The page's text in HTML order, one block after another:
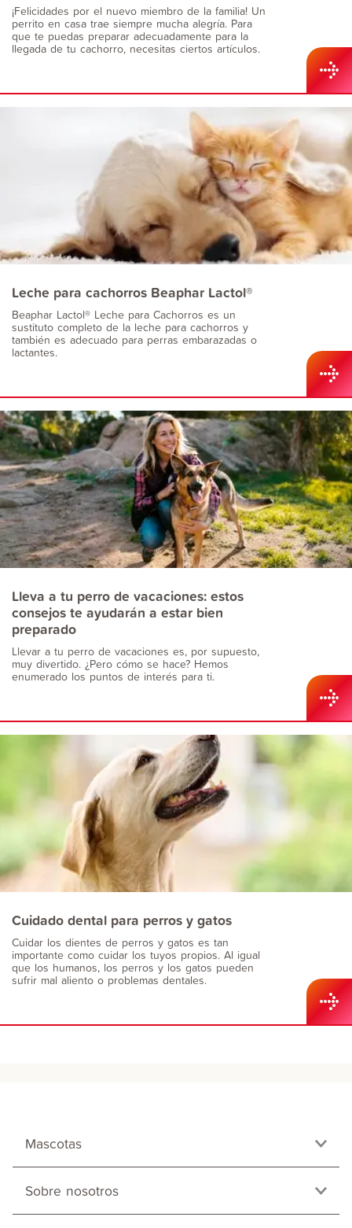
¡Felicidades por el nuevo miembro de la familia! Un
perrito en casa trae siempre mucha alegría. Para
que te puedas preparar adecuadamente para la
llegada de tu cachorro, necesitas ciertos artículos.
Leche para cachorros Beaphar Lactol®
Beaphar Lactol® Leche para Cachorros es un
sustituto completo de la leche para cachorros y
también es adecuado para perras embarazadas o
lactantes.
Lleva a tu perro de vacaciones: estos
consejos te ayudarán a estar bien
preparado
Llevar a tu perro de vacaciones es, por supuesto,
muy divertido. ¿Pero cómo se hace? Hemos
enumerado los puntos de interés para ti.
Cuidado dental para perros y gatos
Cuidar los dientes de perros y gatos es tan
importante como cuidar los tuyos propios. Al igual
que los humanos, los perros y los gatos pueden
sufrir mal aliento o problemas dentales.
Mascotas
Sobre nosotros